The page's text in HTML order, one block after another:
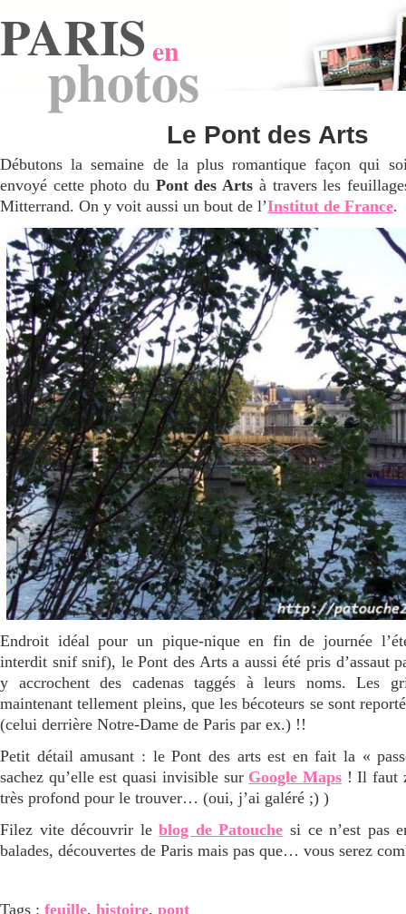
PARISen
photos
Le Pont des Arts
Débutons la semaine de la plus romantique façon qui
envoyé cette photo du Pont des Arts à travers les
Mitterrand. On y voit aussi un bout de l’Institut de France.
Endroit idéal pour un pique-nique en fin de journée
interdit snif snif), le Pont des Arts a aussi été pris d’assaut
y accrochent des cadenas taggés à leurs noms. Les
maintenant tellement pleins, que les bécoteurs se sont
(celui derrière Notre-Dame de Paris par ex.) !!
Petit détail amusant : le Pont des arts est en fait la «
sachez qu’elle est quasi invisible sur Google Maps ! Il faut
très profond pour le trouver… (oui, j’ai galéré ;) )
Filez vite découvrir leblog de Patouche si ce n’est pas
balades, découvertes de Paris mais pas que… vous serez
Tags : feuille, histoire, pont